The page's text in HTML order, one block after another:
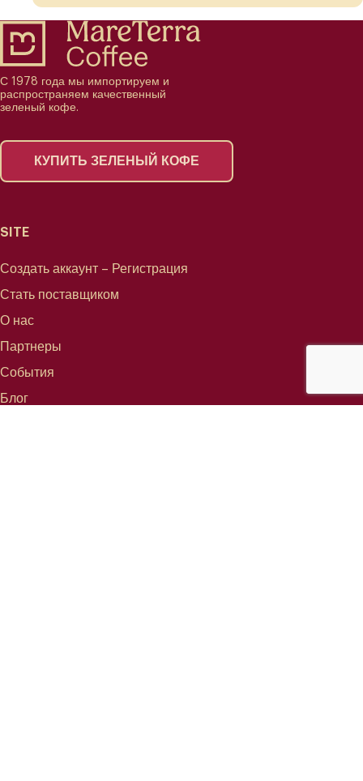
С 1978 года мы импортируем и
распространяем качественный
зеленый кофе.
КУПИТЬ ЗЕЛЕНЫЙ КОФЕ
SITE
Создать аккаунт – Регистрация
Стать поставщиком
О нас
Партнеры
События
Блог